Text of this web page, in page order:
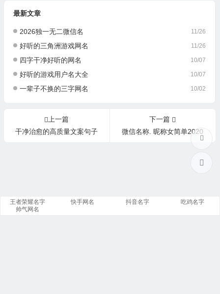
最新文章
11/26
2026独一无二微信名
11/26
好听的三角洲游戏网名
10/07
四字干净好听的网名
10/07
好听的游戏用户名大全
10/02
一辈子不换的三字网名
上一篇
干净治愈的高质量文案句子
下一篇
微信名称. 昵称女简单2020
王者荣耀名字 快手网名 抖音名字
吃鸡名字
帅气网名